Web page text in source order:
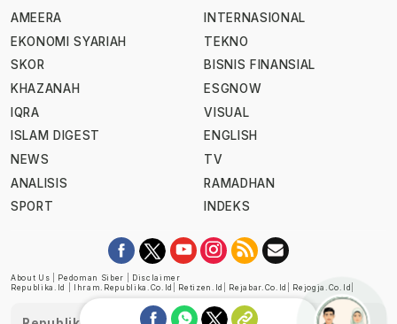
AMEERA
EKONOMI SYARIAH
SKOR
KHAZANAH
IQRA
ISLAM DIGEST
NEWS
ANALISIS
SPORT
INTERNASIONAL
TEKNO
BISNIS FINANSIAL
ESGNOW
VISUAL
ENGLISH
TV
RAMADHAN
INDEKS
About Us Pedoman Siber
Disclaimer
Republika.id
Ihram.republika.co.id Retizen.id Rejabar.co.id Rejogja.co.id